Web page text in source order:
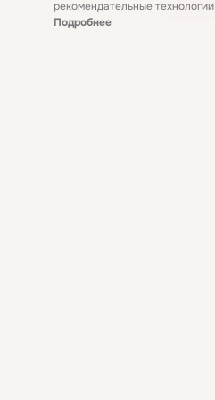
рекомендательные технологии
Подробнее